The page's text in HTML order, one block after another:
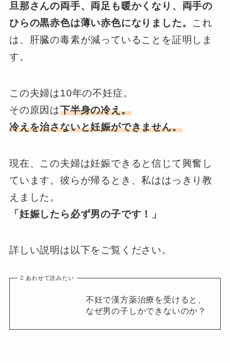
旦那さんの両手、両足も暖かくなり、両手の
ひらの黒赤色は薄い赤色になりました。 これ
は、肝臓の毒素が減っていることを証明しま
す。
この夫婦は10年の不妊症。
その原因は下半身の冷え。
冷えを治さないと妊娠ができません。
現在、この夫婦は妊娠できると信じて興奮し
ています。彼らが帰るとき、私ははっきり教
えました。
「妊娠したら必ず男の子です！」
詳しい説明は以下をご覧ください。
あわせて読みたい
不妊で漢方薬治療を受けると、
なぜ男の子しかできないのか？